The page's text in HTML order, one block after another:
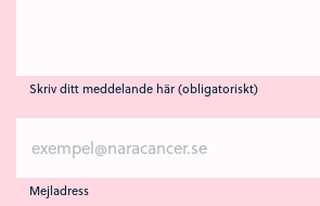
Skriv ditt meddelande här (obligatoriskt)
Mejladress